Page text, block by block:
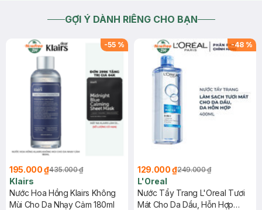
GỢI Ý DÀNH RIÊNG CHO BẠN
-55 %
195.000 ₫435.000 ₫
Klairs
Nước Hoa Hồng Klairs Không
Mùi Cho Da Nhạy Cảm 180ml
-48 %
129.000 ₫249.000 ₫
L'Oreal
Nước Tẩy Trang L'Oreal Tươi
Mát Cho Da Dầu, Hỗn Hợp